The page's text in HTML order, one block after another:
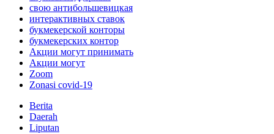
свою антибольшевицкая
интерактивных ставок
букмекерской конторы
букмекерских контор
Акции могут принимать
Акции могут
Zoom
Zonasi covid-19
Berita
Daerah
Liputan